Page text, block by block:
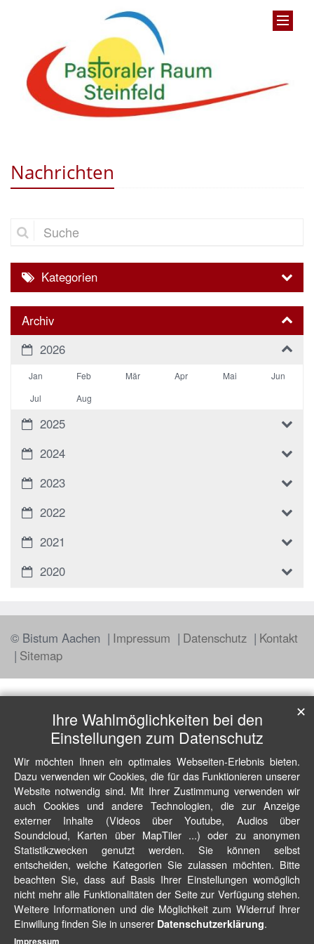
Nachrichten
Suche
Kategorien
Archiv
2026
Jan Feb Mär Apr Mai
Jun
Jul
Aug
2025
2024
2023
2022
2021
2020
© Bistum Aachen Impressum Datenschutz
Kontakt
Sitemap
Ihre Wahlmöglichkeiten bei den
Einstellungen zum Datenschutz
Wir möchten Ihnen ein optimales Webseiten-Erlebnis bieten.
Dazu verwenden wir Cookies, die für das Funktionieren unserer
Website notwendig sind. Mit Ihrer Zustimmung verwenden wir
auch Cookies und andere Technologien, die zur Anzeige
externer Inhalte (Videos über Youtube, Audios über
Soundcloud, Karten über MapTiler ...) oder zu anonymen
Statistikzwecken genutzt werden. Sie können selbst
entscheiden, welche Kategorien Sie zulassen möchten. Bitte
beachten Sie, dass auf Basis Ihrer Einstellungen womöglich
nicht mehr alle Funktionalitäten der Seite zur Verfügung stehen.
Weitere Informationen und die Möglichkeit zum Widerruf Ihrer
Einwillung finden Sie in unserer Datenschutzerklärung.
✕
Impressum